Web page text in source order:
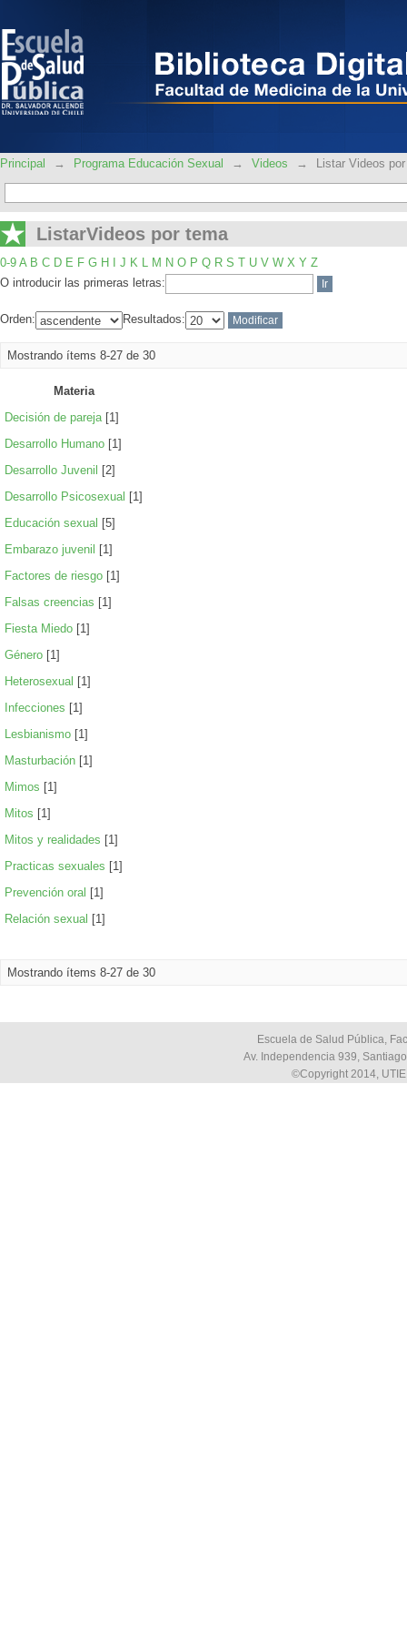
Principal → Programa Educación Sexual → Videos → Listar Videos
ListarVideos por tema
0-9 A B C D E F G H J K L M N O P Q R S T U V W X Y Z
O introducir las primeras letras:
Orden: Resultados:
Mostrando ítems 8-27 de 30
Materia
Decisión de pareja[1]
Desarrollo Humano [1]
Desarrollo Juvenil
[2]
Desarrollo Psicosexual [1]
Educación sexual [5]
Embarazo juvenil
[1]
Factores de riesgo [1]
Falsas creencias [1]
Fiesta Miedo [1]
Género [1]
Heterosexual [1]
Infecciones [1]
Lesbianismo [1]
Masturbación [1]
Mimos [1]
Mitos [1]
Mitos y realidades [1]
Practicas sexuales [1]
Prevención oral [1]
Relación sexual [1]
Mostrando ítems 8-27 de 30
Escuela de Salud Pública,
Av. Independencia 939,
©Copyright 2014,